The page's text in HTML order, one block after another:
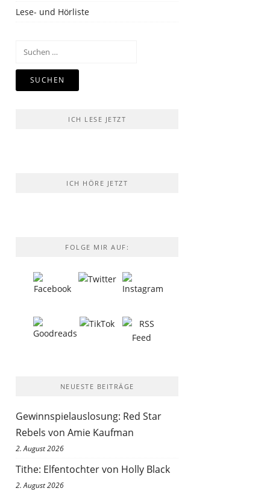
Lese- und Hörliste
Suchen
ICH LESE JETZT
ICH HÖRE JETZT
FOLGE MIR AUF:
NEUESTE BEITRÄGE
Gewinnspielauslosung: Red Star
Rebels von Amie Kaufman
2. August 2026
Tithe: Elfentochter von Holly Black
2. August 2026